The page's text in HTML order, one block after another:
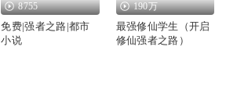
8755
免费|强者之路|都市
小说
190万
最强修仙学生（开启
修仙强者之路）